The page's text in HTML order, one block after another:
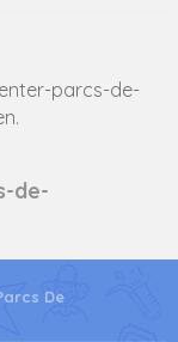
parcs-de-
de-
De